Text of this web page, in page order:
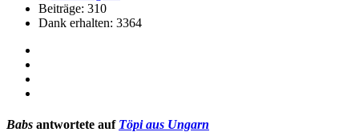
Beiträge: 310
Dank erhalten: 3364
Babs antwortete auf Töpi aus Ungarn